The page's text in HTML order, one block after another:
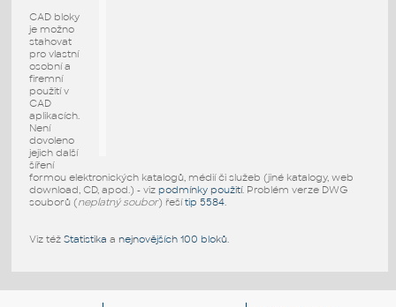
CAD bloky
je možno
stahovat
pro vlastní
osobní a
firemní
použití v
CAD
aplikacích.
Není
dovoleno
jejich další
šíření
formou elektronických katalogů, médií či služeb (jiné katalogy, web
download, CD, apod.) - viz podmínky použití. Problém verze DWG
souborů (neplatný soubor) řešítip 5584.
Viz též Statistika a nejnovějších 100 bloků.